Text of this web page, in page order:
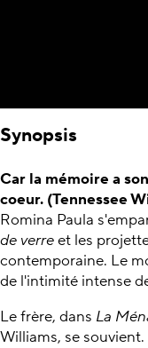
Synopsis
Car la mémoire a
coeur. (Tennessee
Romina Paula
de verreet les
contemporaine. Le
de l'intimité intense
Le frère, dans La
Williams, se